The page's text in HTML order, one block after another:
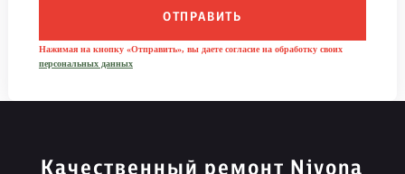
ОТПРАВИТЬ
Нажимая на кнопку «Отправить», вы даете согласие на обработку своих
персональных данных
Качественный ремонт Nivona